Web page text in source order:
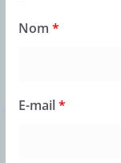
Nom *
E-mail*